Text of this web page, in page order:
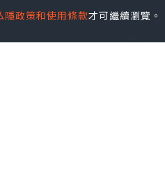
隱政策和使用條款才可繼續瀏覽。